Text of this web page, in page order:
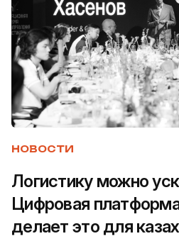
НОВОСТИ
Логистику можно
Цифровая
делает это для